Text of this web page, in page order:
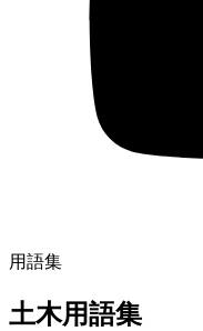
用語集
土木用語集